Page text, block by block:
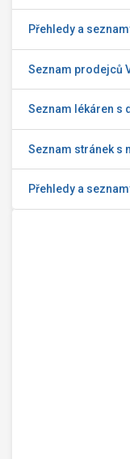
Přehledy a
Seznam prodejců
Seznam lékáren s
Seznam stránek s
Přehledy a